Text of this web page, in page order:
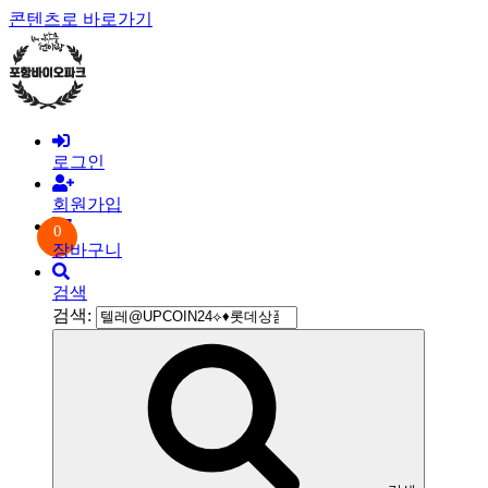
콘텐츠로 바로가기
로그인
회원가입
0
장바구니
검색
검색: